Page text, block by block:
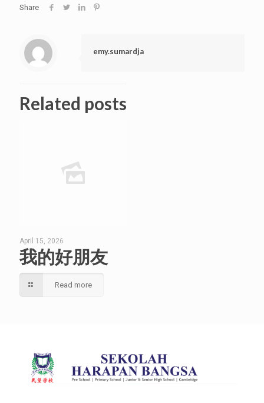
Share
emy.sumardja
Related posts
April 15, 2026
我的好朋友
Read more